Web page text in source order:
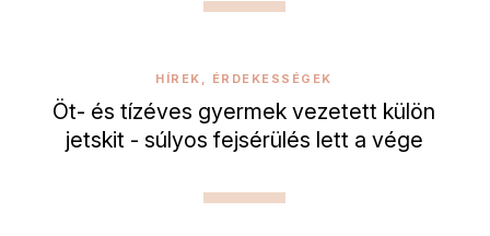
HÍREK, ÉRDEKESSÉGEK
Öt- és tízéves gyermek vezetett külön
jetskit - súlyos fejsérülés lett a vége